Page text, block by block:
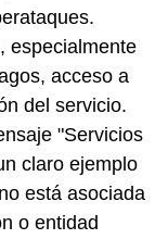
especialmente
acceso a
del servicio.
"Servicios
claro ejemplo
está asociada
o entidad